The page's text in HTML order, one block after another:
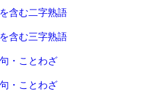
を含む二字熟語
を含む三字熟語
・ことわざ
・ことわざ